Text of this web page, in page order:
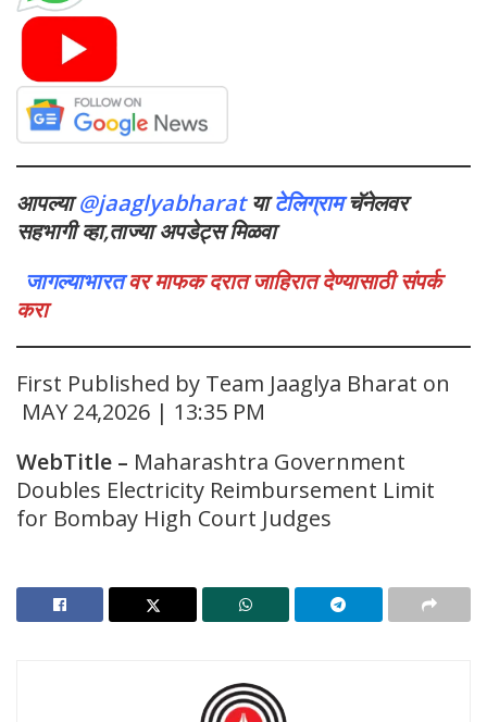
आपल्या@jaaglyabharatयाटेलिग्रामचॅनेलवर
सहभागी व्हा,ताज्या अपडेट्स मिळवा
जागल्याभारतवर माफक दरात जाहिरात देण्यासाठी संपर्क
करा
First Published by Team Jaaglya Bharat on
MAY 24,2026 | 13:35 PM
WebTitle – Maharashtra Government
Doubles Electricity Reimbursement Limit
for Bombay High Court Judges